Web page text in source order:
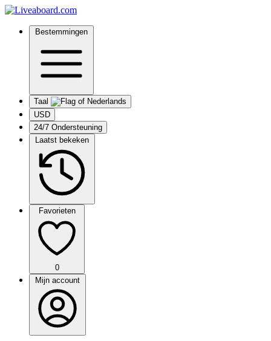
Bestemmingen
Taal
USD
24/7 Ondersteuning
Laatst bekeken
Favorieten
0
Mijn account